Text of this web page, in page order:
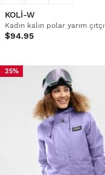
KOLI-W
$94.95
25%